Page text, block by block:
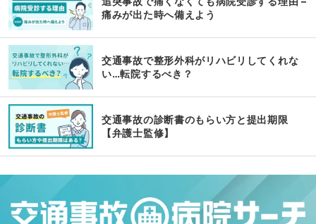
痛みが出た時へ備えよう
交通事故で整形外科がリハビリしてくれな
い…転院するべき？
交通事故の診断書のもらい方と提出期限
【弁護士監修】